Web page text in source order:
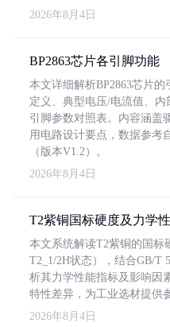
2026年8月4日
BP2863芯片各引脚功能
本文详细解析BP2863芯片
定义、典型电压/电流值、
引脚参数对照表。内容涵盖
用电路设计要点，数据参考
（版本V1.2）。
2026年8月4日
T2紫铜国标硬度及力学
本文系统解读T2紫铜的国标
T2_1/2H状态），结合GB/T
析其力学性能指标及影响因
特性差异，为工业选材提供
2026年8月4日